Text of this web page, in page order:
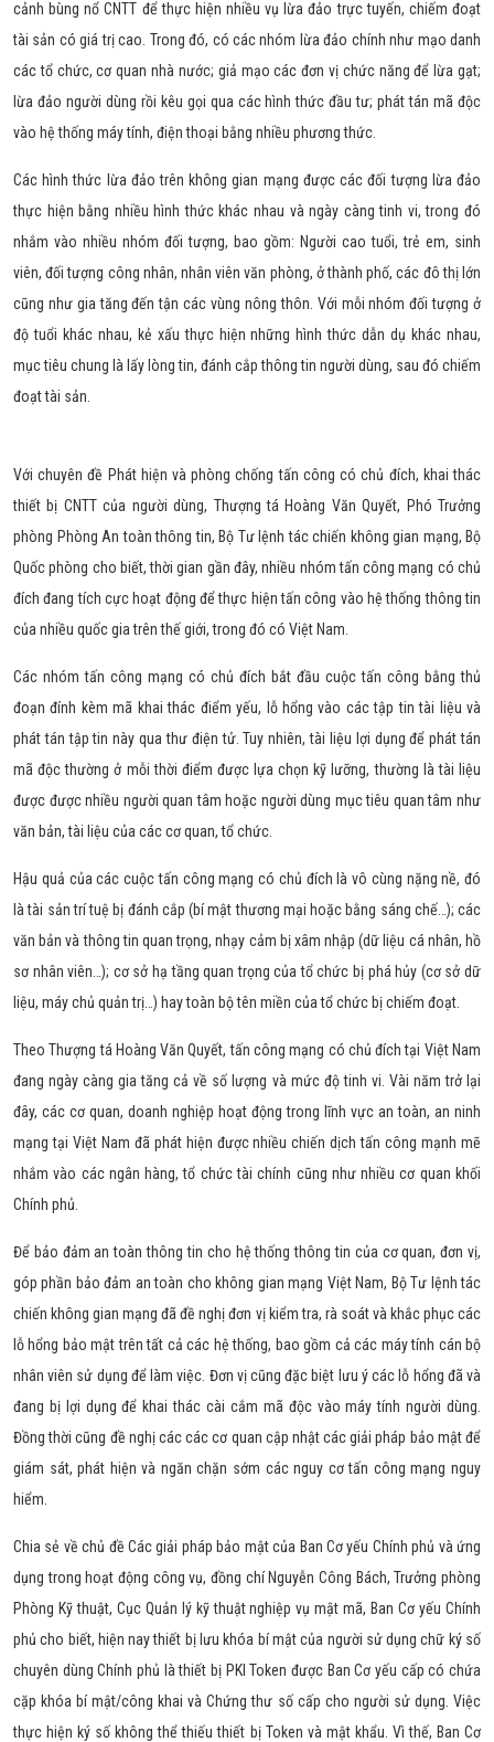
cảnh bùng nổ CNTT để thực hiện nhiều vụ lừa đảo trực tuyến, chiếm đoạt
tài sản có giá trị cao. Trong đó, có các nhóm lừa đảo chính như mạo danh
các tổ chức, cơ quan nhà nước; giả mạo các đơn vị chức năng để lừa gạt;
lừa đảo người dùng rồi kêu gọi qua các hình thức đầu tư; phát tán mã độc
vào hệ thống máy tính, điện thoại bằng nhiều phương thức.
Các hình thức lừa đảo trên không gian mạng được các đối tượng lừa đảo
thực hiện bằng nhiều hình thức khác nhau và ngày càng tinh vi, trong đó
nhắm vào nhiều nhóm đối tượng, bao gồm: Người cao tuổi, trẻ em, sinh
viên, đối tượng công nhân, nhân viên văn phòng, ở thành phố, các đô thị lớn
cũng như gia tăng đến tận các vùng nông thôn. Với mỗi nhóm đối tượng ở
độ tuổi khác nhau, kẻ xấu thực hiện những hình thức dẫn dụ khác nhau,
mục tiêu chung là lấy lòng tin, đánh cắp thông tin người dùng, sau đó chiếm
đoạt tài sản.
Với chuyên đề Phát hiện và phòng chống tấn công có chủ đích, khai thác
thiết bị CNTT của người dùng, Thượng tá Hoàng Văn Quyết, Phó Trưởng
phòng Phòng An toàn thông tin, Bộ Tư lệnh tác chiến không gian mạng, Bộ
Quốc phòng cho biết, thời gian gần đây, nhiều nhóm tấn công mạng có chủ
đích đang tích cực hoạt động để thực hiện tấn công vào hệ thống thông tin
của nhiều quốc gia trên thế giới, trong đó có Việt Nam.
Các nhóm tấn công mạng có chủ đích bắt đầu cuộc tấn công bằng thủ
đoạn đính kèm mã khai thác điểm yếu, lỗ hổng vào các tập tin tài liệu và
phát tán tập tin này qua thư điện tử. Tuy nhiên, tài liệu lợi dụng để phát tán
mã độc thường ở mỗi thời điểm được lựa chọn kỹ lưỡng, thường là tài liệu
được được nhiều người quan tâm hoặc người dùng mục tiêu quan tâm như
văn bản, tài liệu của các cơ quan, tổ chức.
Hậu quả của các cuộc tấn công mạng có chủ đích là vô cùng nặng nề, đó
là tài sản trí tuệ bị đánh cắp (bí mật thương mại hoặc bằng sáng chế…); các
văn bản và thông tin quan trọng, nhạy cảm bị xâm nhập (dữ liệu cá nhân, hồ
sơ nhân viên…); cơ sở hạ tầng quan trọng của tổ chức bị phá hủy (cơ sở dữ
liệu, máy chủ quản trị…) hay toàn bộ tên miền của tổ chức bị chiếm đoạt.
Theo Thượng tá Hoàng Văn Quyết, tấn công mạng có chủ đích tại Việt Nam
đang ngày càng gia tăng cả về số lượng và mức độ tinh vi. Vài năm trở lại
đây, các cơ quan, doanh nghiệp hoạt động trong lĩnh vực an toàn, an ninh
mạng tại Việt Nam đã phát hiện được nhiều chiến dịch tấn công mạnh mẽ
nhắm vào các ngân hàng, tổ chức tài chính cũng như nhiều cơ quan khối
Chính phủ.
Để bảo đảm an toàn thông tin cho hệ thống thông tin của cơ quan, đơn vị,
góp phần bảo đảm an toàn cho không gian mạng Việt Nam, Bộ Tư lệnh tác
chiến không gian mạng đã đề nghị đơn vị kiểm tra, rà soát và khắc phục các
lỗ hổng bảo mật trên tất cả các hệ thống, bao gồm cả các máy tính cán bộ
nhân viên sử dụng để làm việc. Đơn vị cũng đặc biệt lưu ý các lỗ hổng đã và
đang bị lợi dụng để khai thác cài cắm mã độc vào máy tính người dùng.
Đồng thời cũng đề nghị các các cơ quan cập nhật các giải pháp bảo mật để
giám sát, phát hiện và ngăn chặn sớm các nguy cơ tấn công mạng nguy
hiểm.
Chia sẻ về chủ đề Các giải pháp bảo mật của Ban Cơ yếu Chính phủ và ứng
dụng trong hoạt động công vụ, đồng chí Nguyễn Công Bách, Trưởng phòng
Phòng Kỹ thuật, Cục Quản lý kỹ thuật nghiệp vụ mật mã, Ban Cơ yếu Chính
phủ cho biết, hiện nay thiết bị lưu khóa bí mật của người sử dụng chữ ký số
chuyên dùng Chính phủ là thiết bị PKI Token được Ban Cơ yếu cấp có chứa
cặp khóa bí mật/công khai và Chứng thư số cấp cho người sử dụng. Việc
thực hiện ký số không thể thiếu thiết bị Token và mật khẩu. Vì thế, Ban Cơ